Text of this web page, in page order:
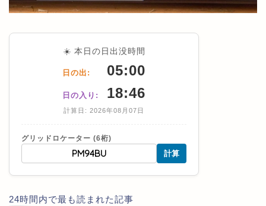
☀️ 本日の日出没時間
日の出: 05:00
日の入り: 18:46
計算日: 2026年08月07日
グリッドロケーター (6桁)
計算
24時間内で最も読まれた記事